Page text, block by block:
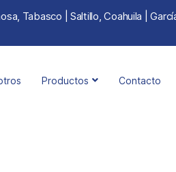
Tabasco | Saltillo, Coahuila |
Productos Contacto